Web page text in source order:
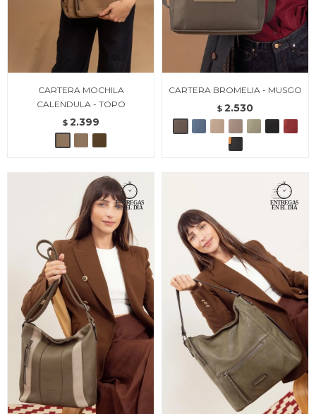
CARTERA MOCHILA
CALENDULA - TOPO
$ 2.399
CARTERA BROMELIA - MUSGO
$ 2.530